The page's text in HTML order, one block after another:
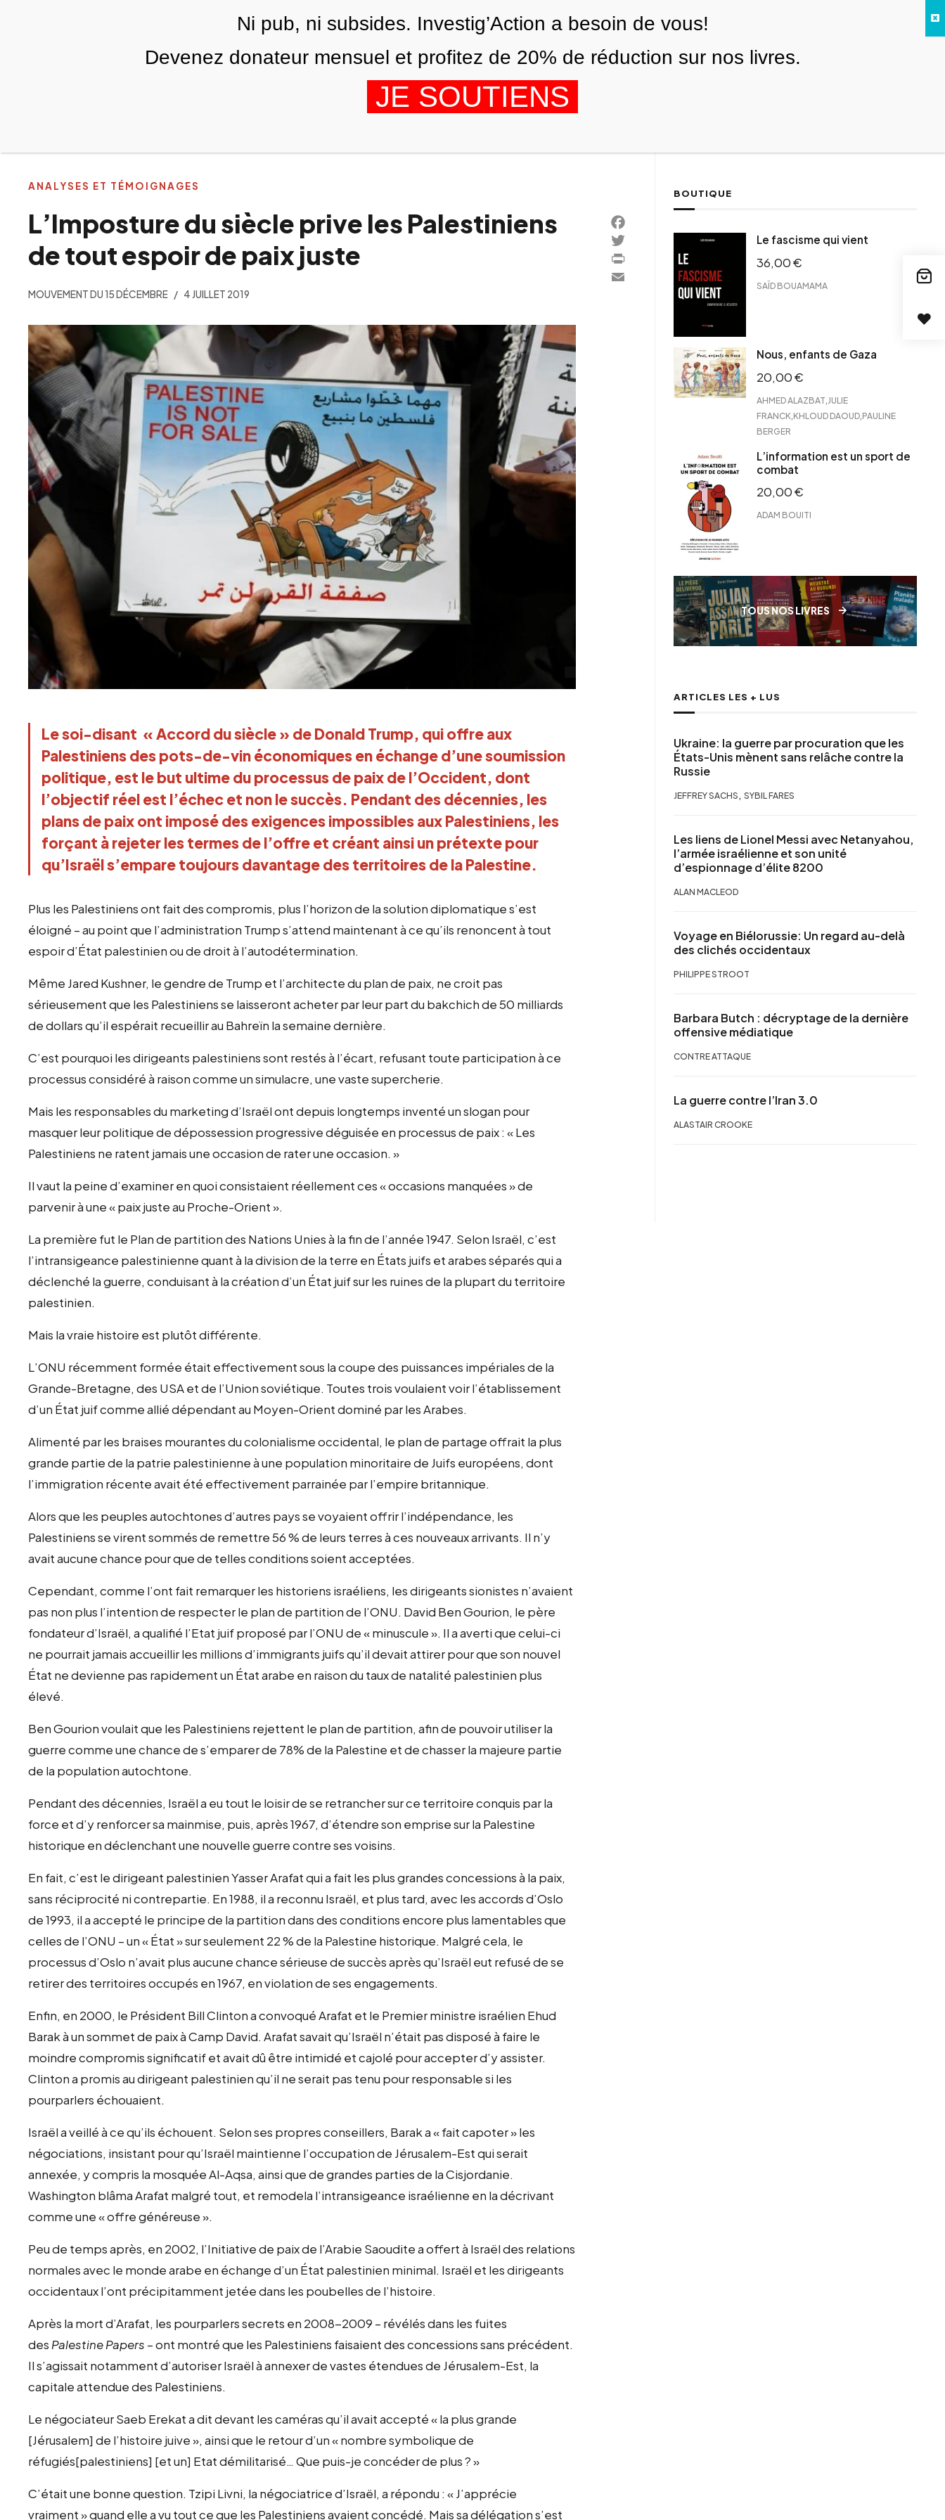
NOUS AGENDA
L’Imposture du siècle prive les Palestiniens
de tout espoir de paix juste
MOUVEMENT DU 15 DÉCEMBRE 4 JUILLET 2019
Le soi-disant « Accord du siècle » de Donald Trump, qui offre aux
Palestiniens des pots-de-vin économiques en échange d’une soumission
politique, est le but ultime du processus de paix de l’Occident, dont
l’objectif réel est l’échec et non le succès. Pendant des décennies, les
plans de paix ont imposé des exigences impossibles aux Palestiniens, les
forçant à rejeter les termes de l’offre et créant ainsi un prétexte pour
qu’Israël s’empare toujours davantage des territoires de la Palestine.
Plus les Palestiniens ont fait des compromis, plus l’horizon de la solution diplomatique s’est
éloigné – au point que l’administration Trump s’attend maintenant à ce qu’ils renoncent à tout
espoir d’État palestinien ou de droit à l’autodétermination.
Même Jared Kushner, le gendre de Trump et l’architecte du plan de paix, ne croit pas
sérieusement que les Palestiniens se laisseront acheter par leur part du bakchich de 50 milliards
de dollars qu’il espérait recueillir au Bahreïn la semaine dernière.
C’est pourquoi les dirigeants palestiniens sont restés à l’écart, refusant toute participation à ce
processus considéré à raison comme un simulacre, une vaste supercherie.
Mais les responsables du marketing d’Israël ont depuis longtemps inventé un slogan pour
masquer leur politique de dépossession progressive déguisée en processus de paix : « Les
Palestiniens ne ratent jamais une occasion de rater une occasion. »
Il vaut la peine d’examiner en quoi consistaient réellement ces « occasions manquées » de
parvenir à une « paix juste au Proche-Orient ».
La première fut le Plan de partition des Nations Unies à la fin de l’année 1947. Selon Israël, c’est
l’intransigeance palestinienne quant à la division de la terre en États juifs et arabes séparés qui a
déclenché la guerre, conduisant à la création d’un État juif sur les ruines de la plupart du territoire
palestinien.
Mais la vraie histoire est plutôt différente.
L’ONU récemment formée était effectivement sous la coupe des puissances impériales de la
Grande-Bretagne, des USA et de l’Union soviétique. Toutes trois voulaient voir l’établissement
d’un État juif comme allié dépendant au Moyen-Orient dominé par les Arabes.
Alimenté par les braises mourantes du colonialisme occidental, le plan de partage offrait la plus
grande partie de la patrie palestinienne à une population minoritaire de Juifs européens, dont
l’immigration récente avait été effectivement parrainée par l’empire britannique.
Alors que les peuples autochtones d’autres pays se voyaient offrir l’indépendance, les
Palestiniens se virent sommés de remettre 56 % de leurs terres à ces nouveaux arrivants. Il n’y
avait aucune chance pour que de telles conditions soient acceptées.
Cependant, comme l’ont fait remarquer les historiens israéliens, les dirigeants sionistes n’avaient
pas non plus l’intention de respecter le plan de partition de l’ONU. David Ben Gourion, le père
fondateur d’Israël, a qualifié l’Etat juif proposé par l’ONU de « minuscule ». Il a averti que celui-ci
ne pourrait jamais accueillir les millions d’immigrants juifs qu’il devait attirer pour que son nouvel
État ne devienne pas rapidement un État arabe en raison du taux de natalité palestinien plus
élevé.
Ben Gourion voulait que les Palestiniens rejettent le plan de partition, afin de pouvoir utiliser la
guerre comme une chance de s’emparer de 78% de la Palestine et de chasser la majeure partie
de la population autochtone.
Pendant des décennies, Israël a eu tout le loisir de se retrancher sur ce territoire conquis par la
force et d’y renforcer sa mainmise, puis, après 1967, d’étendre son emprise sur la Palestine
historique en déclenchant une nouvelle guerre contre ses voisins.
En fait, c’est le dirigeant palestinien Yasser Arafat qui a fait les plus grandes concessions à la paix,
sans réciprocité ni contrepartie. En 1988, il a reconnu Israël, et plus tard, avec les accords d’Oslo
de 1993, il a accepté le principe de la partition dans des conditions encore plus lamentables que
celles de l’ONU – un « État » sur seulement 22 % de la Palestine historique. Malgré cela, le
processus d’Oslo n’avait plus aucune chance sérieuse de succès après qu’Israël eut refusé de se
retirer des territoires occupés en 1967, en violation de ses engagements.
Enfin, en 2000, le Président Bill Clinton a convoqué Arafat et le Premier ministre israélien Ehud
Barak à un sommet de paix à Camp David. Arafat savait qu’Israël n’était pas disposé à faire le
moindre compromis significatif et avait dû être intimidé et cajolé pour accepter d’y assister.
Clinton a promis au dirigeant palestinien qu’il ne serait pas tenu pour responsable si les
pourparlers échouaient.
Israël a veillé à ce qu’ils échouent. Selon ses propres conseillers, Barak a « fait capoter » les
négociations, insistant pour qu’Israël maintienne l’occupation de Jérusalem-Est qui serait
annexée, y compris la mosquée Al-Aqsa, ainsi que de grandes parties de la Cisjordanie.
Washington blâma Arafat malgré tout, et remodela l’intransigeance israélienne en la décrivant
comme une « offre généreuse ».
Peu de temps après, en 2002, l’Initiative de paix de l’Arabie Saoudite a offert à Israël des relations
normales avec le monde arabe en échange d’un État palestinien minimal. Israël et les dirigeants
occidentaux l’ont précipitamment jetée dans les poubelles de l’histoire.
Après la mort d’Arafat, les pourparlers secrets en 2008-2009 – révélés dans les fuites
des Palestine Papers – ont montré que les Palestiniens faisaient des concessions sans précédent.
Il s’agissait notamment d’autoriser Israël à annexer de vastes étendues de Jérusalem-Est, la
capitale attendue des Palestiniens.
Le négociateur Saeb Erekat a dit devant les caméras qu’il avait accepté « la plus grande
[Jérusalem] de l’histoire juive », ainsi que le retour d’un « nombre symbolique de
réfugiés[palestiniens] [et un] Etat démilitarisé… Que puis-je concéder de plus ? »
C’était une bonne question. Tzipi Livni, la négociatrice d’Israël, a répondu : « J’apprécie
vraiment » quand elle a vu tout ce que les Palestiniens avaient concédé. Mais sa délégation s’est
ANALYSES ET TÉMOIGNAGES
Facebook
Twitter
PrintFriendly
Email
BOUTIQUE
Le fascisme qui vient
36,00€
SAÏD BOUAMAMA
Nous, enfants de Gaza
20,00€
AHMED ALAZBAT JULIE
FRANCK KHLOUD DAOUD PAULINE
BERGER
L’information est un sport de
combat
20,00€
ADAM BOUITI
TOUS NOS LIVRES
ARTICLES LES + LUS
Ukraine: la guerre par procuration que les
États-Unis mènent sans relâche contre la
Russie
JEFFREY SACHS , SYBIL FARES
Les liens de Lionel Messi avec Netanyahou,
l’armée israélienne et son unité
d’espionnage d’élite 8200
ALAN MACLEOD
Voyage en Biélorussie: Un regard au-delà
des clichés occidentaux
PHILIPPE STROOT
Barbara Butch : décryptage de la dernière
offensive médiatique
CONTRE ATTAQUE
La guerre contre l’Iran 3.0
ALASTAIR CROOKE
Ni pub, ni subsides. Investig’Action a besoin de vous!
Devenez donateur mensuel et profitez de 20% de réduction sur nos livres.
JE SOUTIENS